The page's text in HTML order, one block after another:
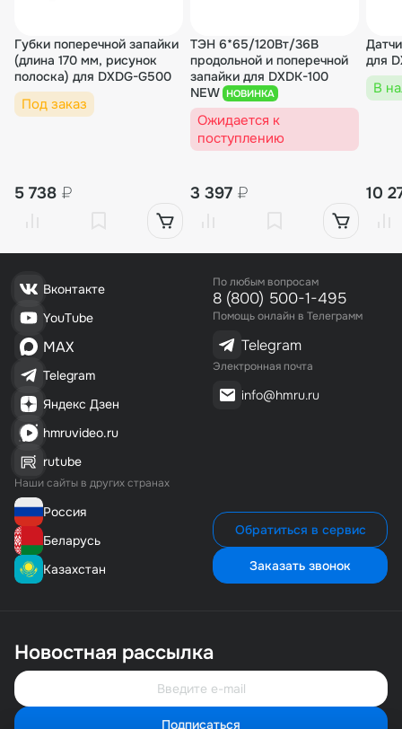
Губки поперечной запайки
(длина 170 мм, рисунок
полоска) для DXDG-G500
Под заказ
5 738 ₽
ТЭН 6*65/120Вт/36В
продольной и поперечной
запайки для DXDK-100
NEW НОВИНКА
Ожидается к
поступлению
3 397 ₽
для
В
10
Вконтакте
YouTube
MAX
Telegram
Яндекс Дзен
hmruvideo.ru
rutube
Наши сайты в других странах
Россия
Беларусь
Казахстан
По любым вопросам
8 (800) 500-1-495
Помощь онлайн в Телеграмм
Telegram
Электронная почта
info@hmru.ru
Обратиться в сервис
Заказать звонок
Новостная рассылка
Подписаться